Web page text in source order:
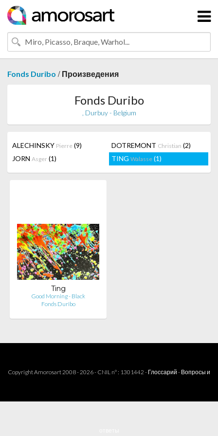
Fonds Duribo / Произведения
Fonds Duribo
, Durbuy - Belgium
ALECHINSKY Pierre (9) DOTREMONT Christian (2)
JORN Asger (1) TING Walasse (1)
Ting
Good Morning - Black
Fonds Duribo
Copyright Amorosart 2008 - 2026 - CNIL n° : 1301442 - Глоссарий - Вопросы и